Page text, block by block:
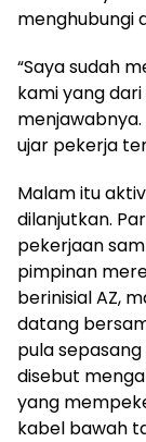
menghubungi
“Saya sudah
kami yang
menjawabnya.
ujar pekerja
Malam itu
dilanjutkan.
pekerjaan
pimpinan
berinisial AZ,
datang
pula sepasang
disebut
yang
kabel bawah